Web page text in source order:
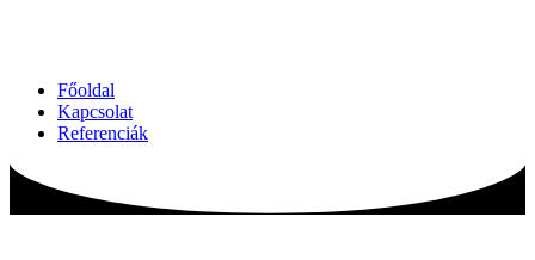
Főoldal
Kapcsolat
Referenciák